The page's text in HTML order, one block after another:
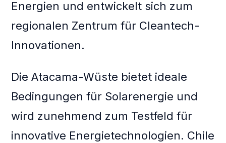
Energien und entwickelt sich zum
regionalen Zentrum für Cleantech-
Innovationen.
Die Atacama-Wüste bietet ideale
Bedingungen für Solarenergie und
wird zunehmend zum Testfeld für
innovative Energietechnologien. Chile